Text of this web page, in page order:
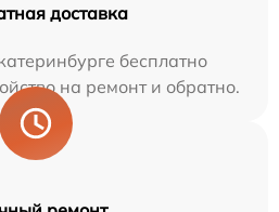
доставка
бесплатно
на ремонт и обратно.